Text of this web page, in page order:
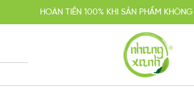
KHUYẾN MÃI MUA 2 TẶNG 1, MIỄN PHÍ GIAO HÀNG
GIAO HÀNG CẤP TỐC TRONG